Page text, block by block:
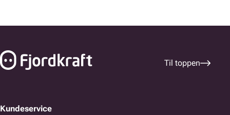
Til toppen
Kundeservice